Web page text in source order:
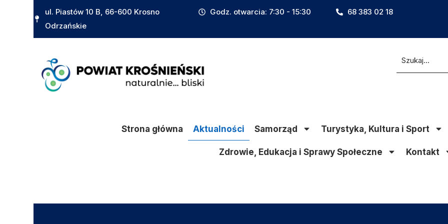
treściul. Piastów 10 B, 66-600 Krosno
Odrzańskie
Godz. otwarcia: 7:30 - 15:30 68 383 02 18
Strona główna Aktualności Samorząd Turystyka, Kultura i Sport
Zdrowie, Edukacja i Sprawy Społeczne Kontakt